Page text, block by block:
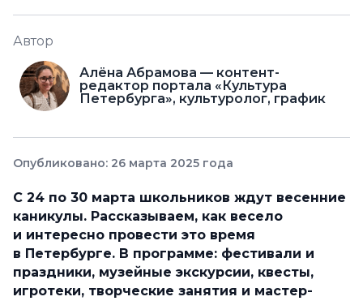
Автор
Алёна Абрамова — контент-
редактор портала «Культура
Петербурга», культуролог, график
Опубликовано: 26 марта 2025 года
С 24 по 30 марта школьников ждут весенние
каникулы. Рассказываем, как весело
и интересно провести это время
в Петербурге. В программе: фестивали и
праздники, музейные экскурсии, квесты,
игротеки, творческие занятия и мастер-